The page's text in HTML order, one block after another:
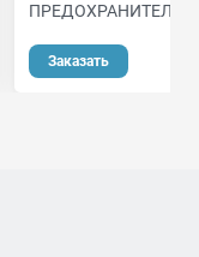
ПРЕДОХРАНИТЕЛЬ
Заказать